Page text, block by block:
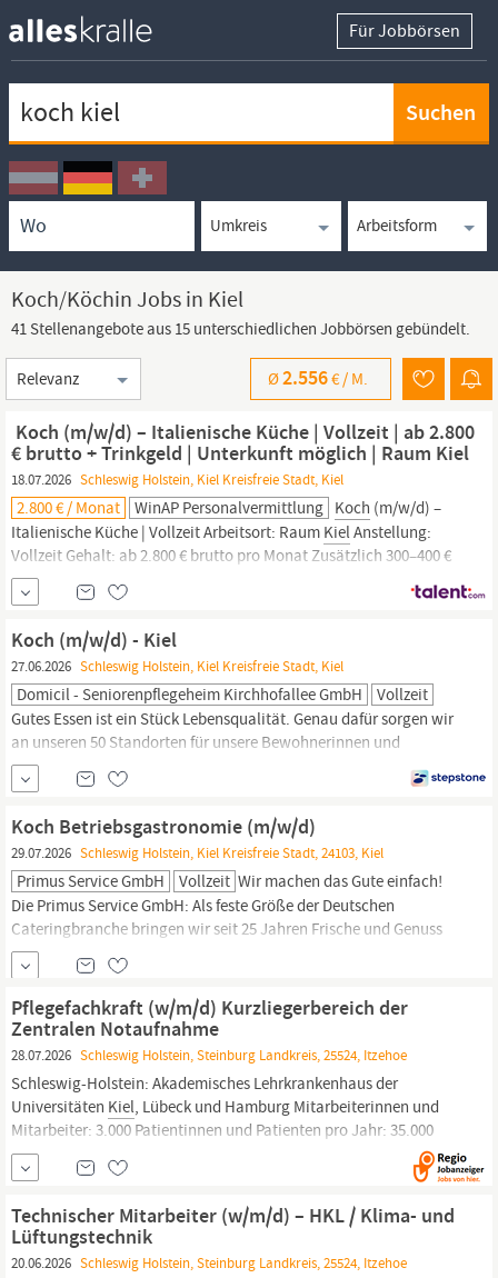
Für Jobbörsen
Ortssuche
Umkreissuche
Arbeitsform
Koch/Köchin Jobs in Kiel
41 Stellenangebote aus 15 unterschiedlichen Jobbörsen gebündelt.
Sortierung
Ø2.556€ / M.
‍ Koch (m/w/d) – Italienische Küche | Vollzeit | ab 2.800
€ brutto + Trinkgeld | Unterkunft möglich | Raum Kiel
18.07.2026 Schleswig Holstein, Kiel Kreisfreie Stadt, Kiel
2.800 € / Monat WinAP Personalvermittlung Koch (m/w/d) –
Italienische Küche | Vollzeit Arbeitsort: Raum KielAnstellung:
Vollzeit Gehalt: ab 2.800 € brutto pro Monat Zusätzlich 300–400 €
Trinkgeld monatlich Verpflegung inklusive Unterstützung bei der
Unterkunft Dein neuer Arbeitsplatz Für einen erfolgreichen
italienischen Gastronomiebetrieb im Raum
engagiertenKoch(m/w/d)
Koch (m/w/d) - Kiel
27.06.2026 Schleswig Holstein, Kiel Kreisfreie Stadt, Kiel
Domicil - Seniorenpflegeheim Kirchhofallee GmbH
Vollzeit
Gutes Essen ist ein Stück Lebensqualität. Genau dafür sorgen wir
an unseren 50 Standorten für unsere Bewohnerinnen und
Bewohner. Koche mit Liebe und Verantwortung und komm in
unser Team alsKoch
(m/w/d) Anstellungsart: Vollzeit Vor- und
Zubereitung sämtlicher Speisen unter Einhaltung von
Hygienevorschriften sowie internen Standards
Koch Betriebsgastronomie (m/w/d)
29.07.2026 Schleswig Holstein, Kiel Kreisfreie Stadt, 24103, Kiel
Primus Service GmbH Vollzeit Wir machen das Gute einfach!
Die Primus Service GmbH: Als feste Größe der Deutschen
Cateringbranche bringen wir seit 25 Jahren Frische und Genuss
auch in die Kantinen unterschiedlichster Unternehmen.
Gemeinsam mit Dir möchten wir unseren Gästen in
dem Motto Das machen wir besser selbst! ein hochwertiges und
nachhaltiges kulinarisches Angebot...
Pflegefachkraft (w/m/d) Kurzliegerbereich der
Zentralen Notaufnahme
28.07.2026 Schleswig Holstein, Steinburg Landkreis, 25524, Itzehoe
Schleswig-Holstein: Akademisches Lehrkrankenhaus der
Universitäten Kiel, Lübeck und Hamburg Mitarbeiterinnen und
Mitarbeiter: 3.000 Patientinnen und Patienten pro Jahr: 35.000
stationär, 51.000 ambulant Kontakt: Klinikum und
Seniorenzentrum Itzehoe Robert-
-Straße 2 25524 Itzehoe Sie
Technischer Mitarbeiter (w/m/d) – HKL / Klima- und
Lüftungstechnik
20.06.2026 Schleswig Holstein, Steinburg Landkreis, 25524, Itzehoe